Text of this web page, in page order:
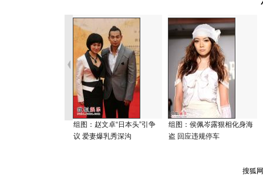
组图：赵文卓“日本头”引争
议 爱妻爆乳秀深沟
组图：侯佩岑露狠相化身海
盗 回应违规停车